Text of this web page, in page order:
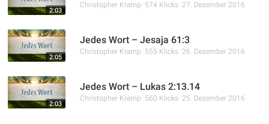
2:03
Christopher Kramp 574 Klicks 27. Dezember 2016
2:05
Jedes Wort – Jesaja 61:3
Christopher Kramp 555 Klicks 26. Dezember 2016
2:03
Jedes Wort – Lukas 2:13.14
Christopher Kramp 560 Klicks 25. Dezember 2016